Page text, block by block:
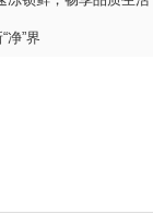
净”界